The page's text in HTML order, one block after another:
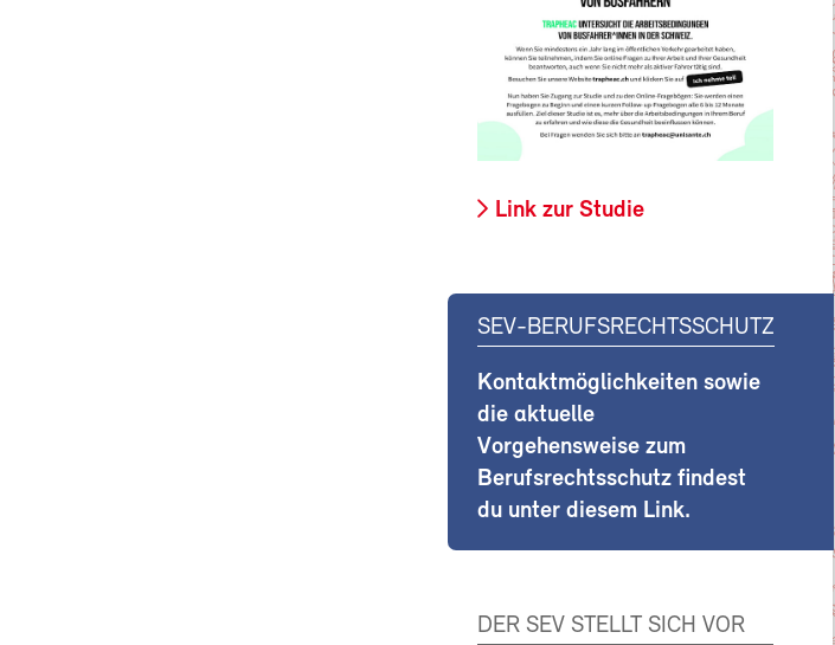
Link zur Studie
SEV-BERUFSRECHTSSCHUTZ
Kontaktmöglichkeiten sowie
die aktuelle
Vorgehensweise zum
Berufsrechtsschutz findest
du unter diesem Link.
DER SEV STELLT SICH VOR